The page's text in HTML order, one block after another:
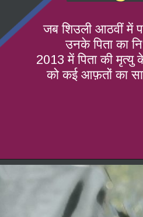
जब शिउली आठवीं में
उनके पिता का
2013 में पिता की मृत्यु
को कई आफ़तों का